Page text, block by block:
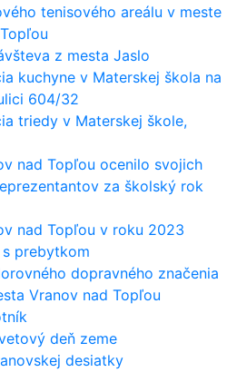
tenisového areálu v meste
z mesta Jaslo
kuchyne v Materskej škola na
604/32
triedy v Materskej škole,
nad Topľou ocenilo svojich
za školský rok
nad Topľou v roku 2023
prebytkom
dopravného značenia
Vranov nad Topľou
deň zeme
desiatky